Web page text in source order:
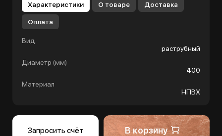
Характеристики О товаре Доставка
Оплата
Вид
раструбный
Диаметр (мм)
400
Материал
НПВХ
Запросить счёт В корзину